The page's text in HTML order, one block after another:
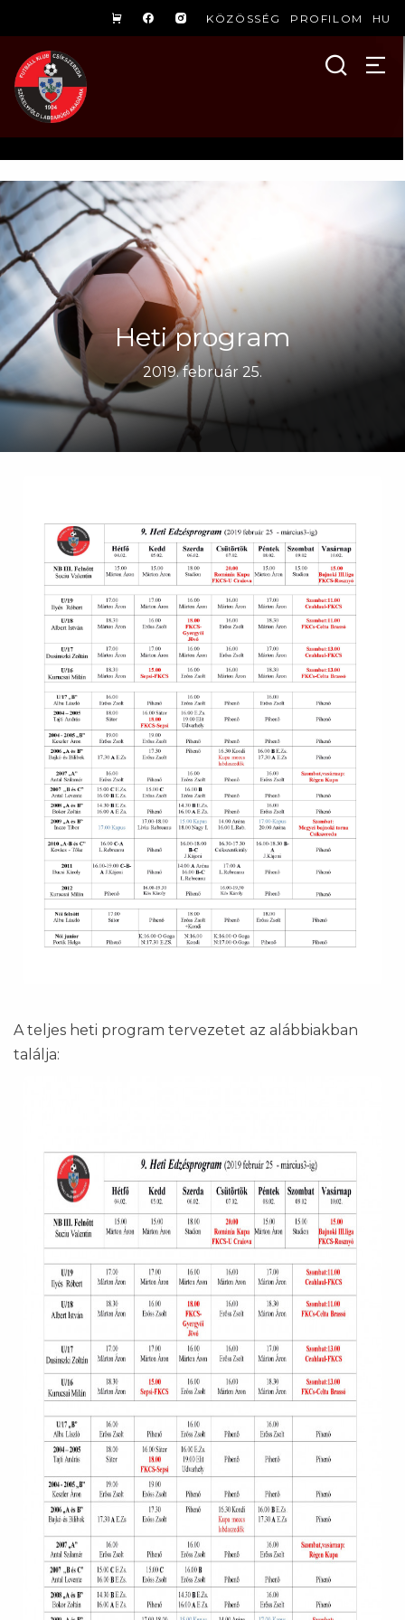
KÖZÖSSÉG PROFILOM HU
Heti program
2019. február 25.
A teljes heti program tervezetet az alábbiakban
találja: